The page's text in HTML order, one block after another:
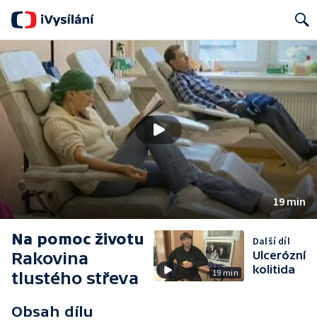
Search
19 min
Na pomoc životu
Rakovina
tlustého střeva
Obsah dílu
19 min
Další díl
Ulcerózní
kolitida